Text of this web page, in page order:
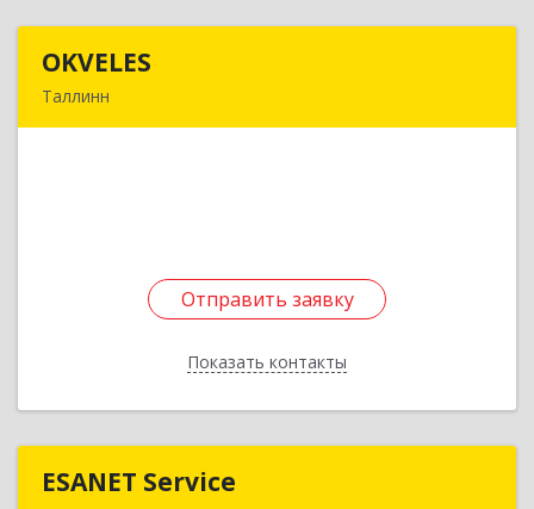
OKVELES
Таллинн
Отправить заявку
Показать контакты
Отправить заявку
Назад
ESANET Serviсe